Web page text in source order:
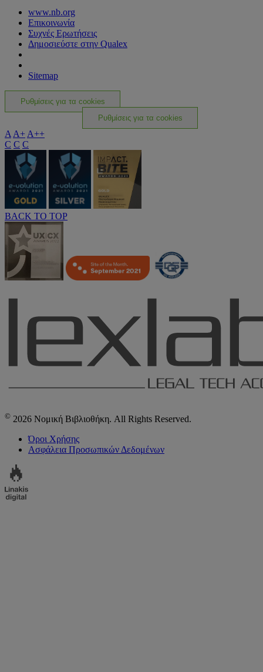
www.nb.org
Επικοινωνία
Συχνές Ερωτήσεις
Δημοσιεύστε στην Qualex
Sitemap
Ρυθμίσεις για τα cookies
Ρυθμίσεις για τα cookies
A A+ A++
C C C
BACK TO TOP
© 2026 Νομική Βιβλιοθήκη. All Rights Reserved.
Όροι Χρήσης
Ασφάλεια Προσωπικών Δεδομένων